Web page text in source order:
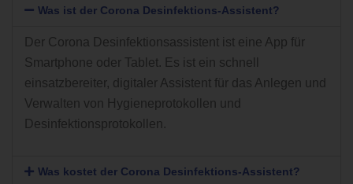
Was ist der Corona Desinfektions-Assistent?
Der Corona Desinfektionsassistent ist eine App für
Smartphone oder Tablet. Es ist ein schnell
einsatzbereiter, digitaler Assistent für das Anlegen und
Verwalten von Hygieneprotokollen und
Desinfektionsprotokollen.
Was kostet der Corona Desinfektions-Assistent?